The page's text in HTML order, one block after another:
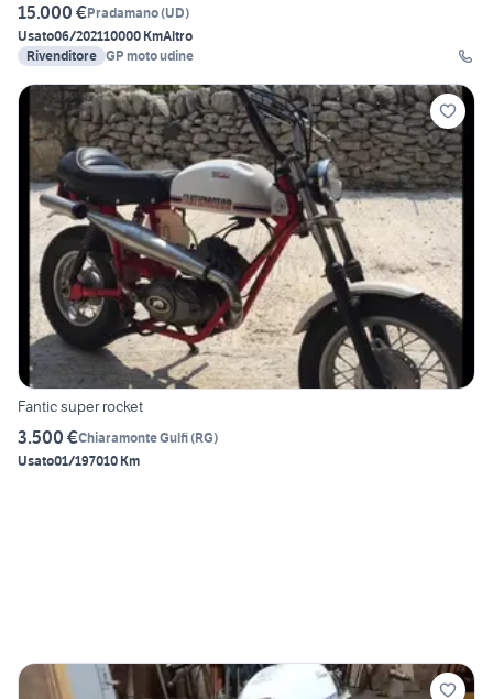
15.000 €Pradamano(UD)
Usato06/202110000 KmAltro
Rivenditore GP moto udine
Fantic super rocket
3.500 €Chiaramonte Gulfi(RG)
Usato01/197010 Km